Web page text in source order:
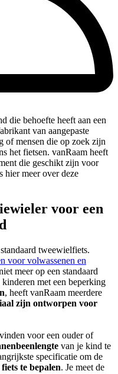
die behoefte heeft aan een
van aangepaste
of mensen die op zoek zijn
het fietsen. vanRaam heeft
die geschikt zijn voor
hier meer over deze
voor een
tweewielfiets.
voor volwassenen en
meer op een standaard
met een beperking
, heeft vanRaam meerdere
zijn ontworpen voor
voor een ouder of
van je kind te
specificatie om de
te bepalen. Je meet de